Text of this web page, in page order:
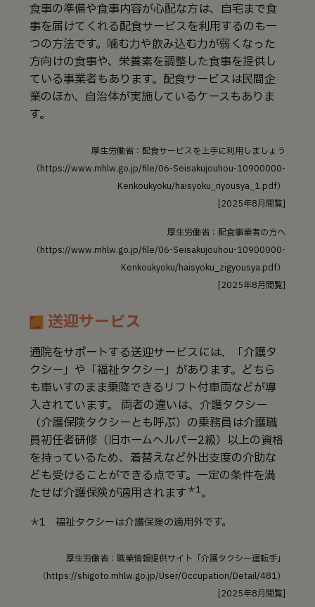
食事の準備や食事内容が心配な方は、自宅まで食
事を届けてくれる配食サービスを利用するのも一
つの方法です。噛む力や飲み込む力が弱くなった
方向けの食事や、栄養素を調整した食事を提供し
ている事業者もあります。配食サービスは民間企
業のほか、自治体が実施しているケースもありま
す。
厚生労働省：配食サービスを上手に利用しましょう
（https://www.mhlw.go.jp/file/06-Seisakujouhou-10900000-
Kenkoukyoku/haisyoku_riyousya_1.pdf）
[2025年8月閲覧]
厚生労働省：配食事業者の方へ
（https://www.mhlw.go.jp/file/06-Seisakujouhou-10900000-
Kenkoukyoku/haisyoku_zigyousya.pdf）
[2025年8月閲覧]
送迎サービス
通院をサポートする送迎サービスには、「介護タ
クシー」や「福祉タクシー」があります。どちら
も車いすのまま乗降できるリフト付車両などが導
入されています。 両者の違いは、介護タクシー
（介護保険タクシーとも呼ぶ）の乗務員は介護職
員初任者研修（旧ホームヘルパー2級）以上の資格
を持っているため、着替えなど外出支度の介助な
ども受けることができる点です。一定の条件を満
たせば介護保険が適用されます＊1。
＊1 福祉タクシーは介護保険の適用外です。
厚生労働省：職業情報提供サイト「介護タクシー運転手」
（https://shigoto.mhlw.go.jp/User/Occupation/Detail/481）
[2025年8月閲覧]